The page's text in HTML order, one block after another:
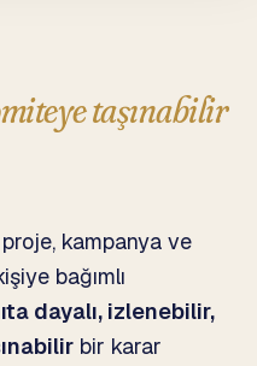
taşınabilir
kampanya ve
bağımlı
dayalı, izlenebilir,
bir karar